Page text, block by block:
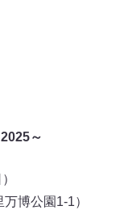
～
）
博公園1-1）